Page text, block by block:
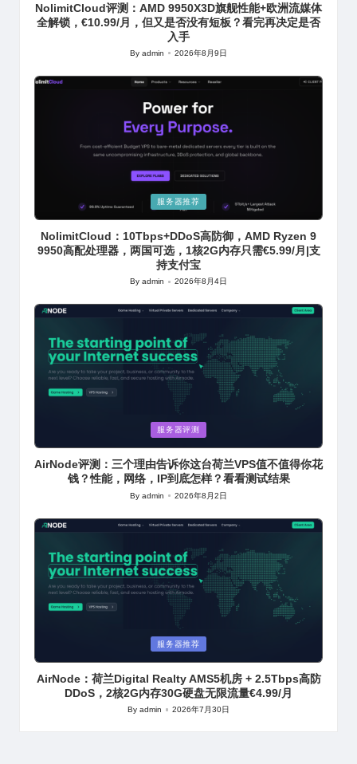
NolimitCloud评测：AMD 9950X3D旗舰性能+欧洲流媒体
全解锁，€10.99/月，但又是否没有短板？看完再决定是否
入手
Posted
Byadmin 2026年8月9日
Posted
in
服务器推荐
NolimitCloud：10Tbps+DDoS高防御，AMD Ryzen 9
9950高配处理器，两国可选，1核2G内存只需€5.99/月|支
持支付宝
Posted
Byadmin 2026年8月4日
in
服务器评测
AirNode评测：三个理由告诉你这台荷兰VPS值不值得你花
钱？性能，网络，IP到底怎样？看看测试结果
Posted
Byadmin 2026年8月2日
in
服务器推荐
AirNode：荷兰Digital Realty AMS5机房 + 2.5Tbps高防
DDoS，2核2G内存30G硬盘无限流量€4.99/月
Posted
Byadmin 2026年7月30日